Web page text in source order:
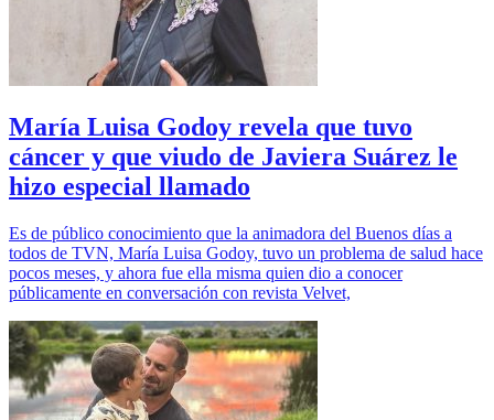
María Luisa Godoy revela que tuvo
cáncer y que viudo de Javiera Suárez le
hizo especial llamado
Es de público conocimiento que la animadora del Buenos días a
todos de TVN, María Luisa Godoy, tuvo un problema de salud hace
pocos meses, y ahora fue ella misma quien dio a conocer
públicamente en conversación con revista Velvet,